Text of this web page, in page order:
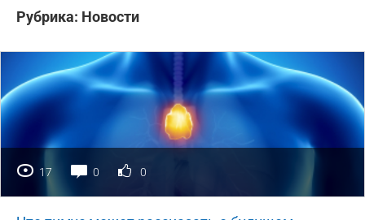
Рубрика: Новости
17 0 0